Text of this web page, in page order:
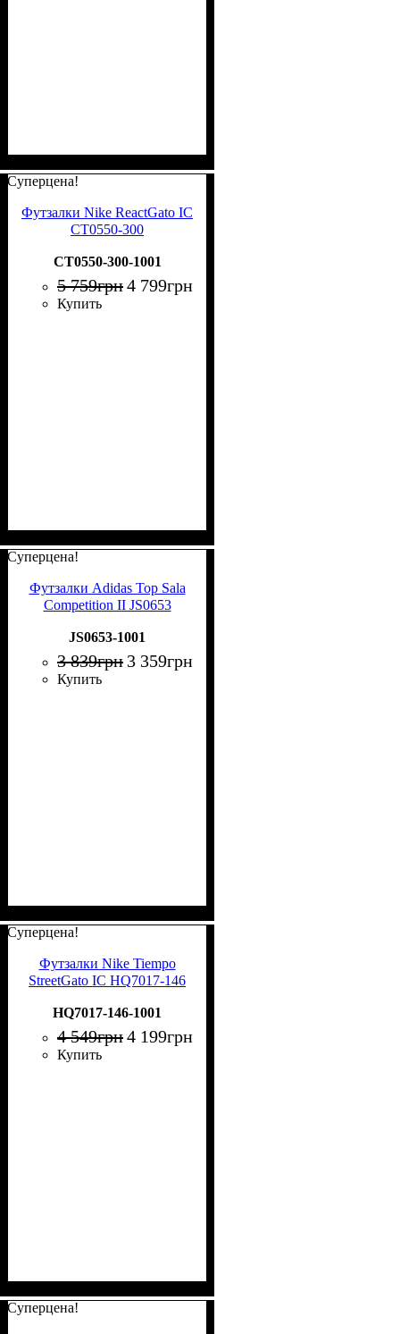
Суперцена!
Футзалки Nike ReactGato IC
CT0550-300
CT0550-300-1001
5 759грн4 799грн
Купить
Суперцена!
Футзалки Adidas Top Sala
Competition II JS0653
JS0653-1001
3 839грн 3 359грн
Купить
Суперцена!
Футзалки Nike Tiempo
StreetGato IC HQ7017-146
HQ7017-146-1001
4 549грн4 199грн
Купить
Суперцена!